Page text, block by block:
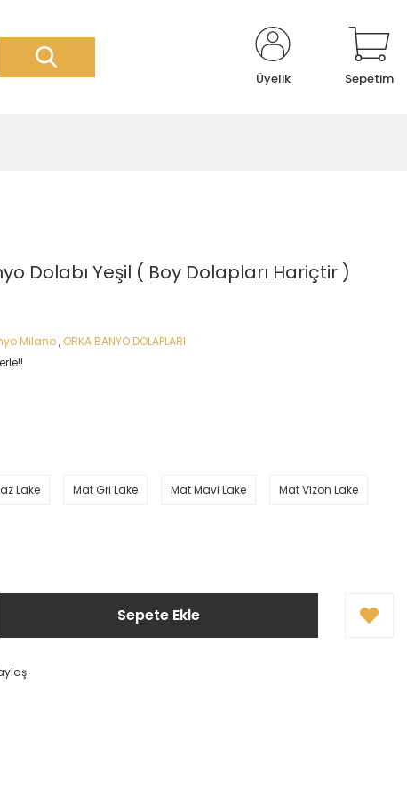
Üyelik Sepetim
Dolabı Yeşil ( Boy Dolapları Hariçtir )
Milano, ORKA BANYO DOLAPLARI
Lake Mat Gri Lake Mat Mavi Lake Mat Vizon Lake
Sepete Ekle